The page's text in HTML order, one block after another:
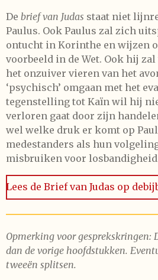
De brief van Judas staat niet
Paulus. Ook Paulus zal zich
ontucht in Korinthe en wijzen
voorbeeld in de Wet. Ook hij
het onzuiver vieren van het
‘psychisch’ omgaan met het
tegenstelling tot Kaïn wil hij
verloren gaat door zijn
wel welke druk er komt op
medestanders als hun
misbruiken voor
Lees de Brief van Judas op
Opmerking voor gesprekskringen:
dan de vorige hoofdstukken.
tweeën splitsen.